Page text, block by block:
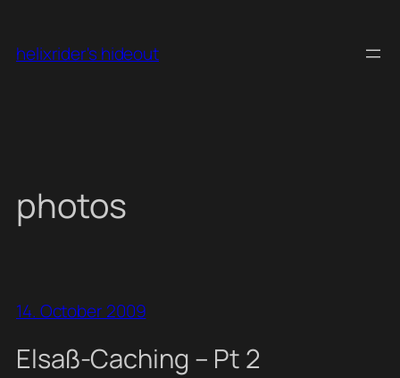
content
helixrider's hideout
photos
14. October 2009
Elsaß-Caching – Pt 2